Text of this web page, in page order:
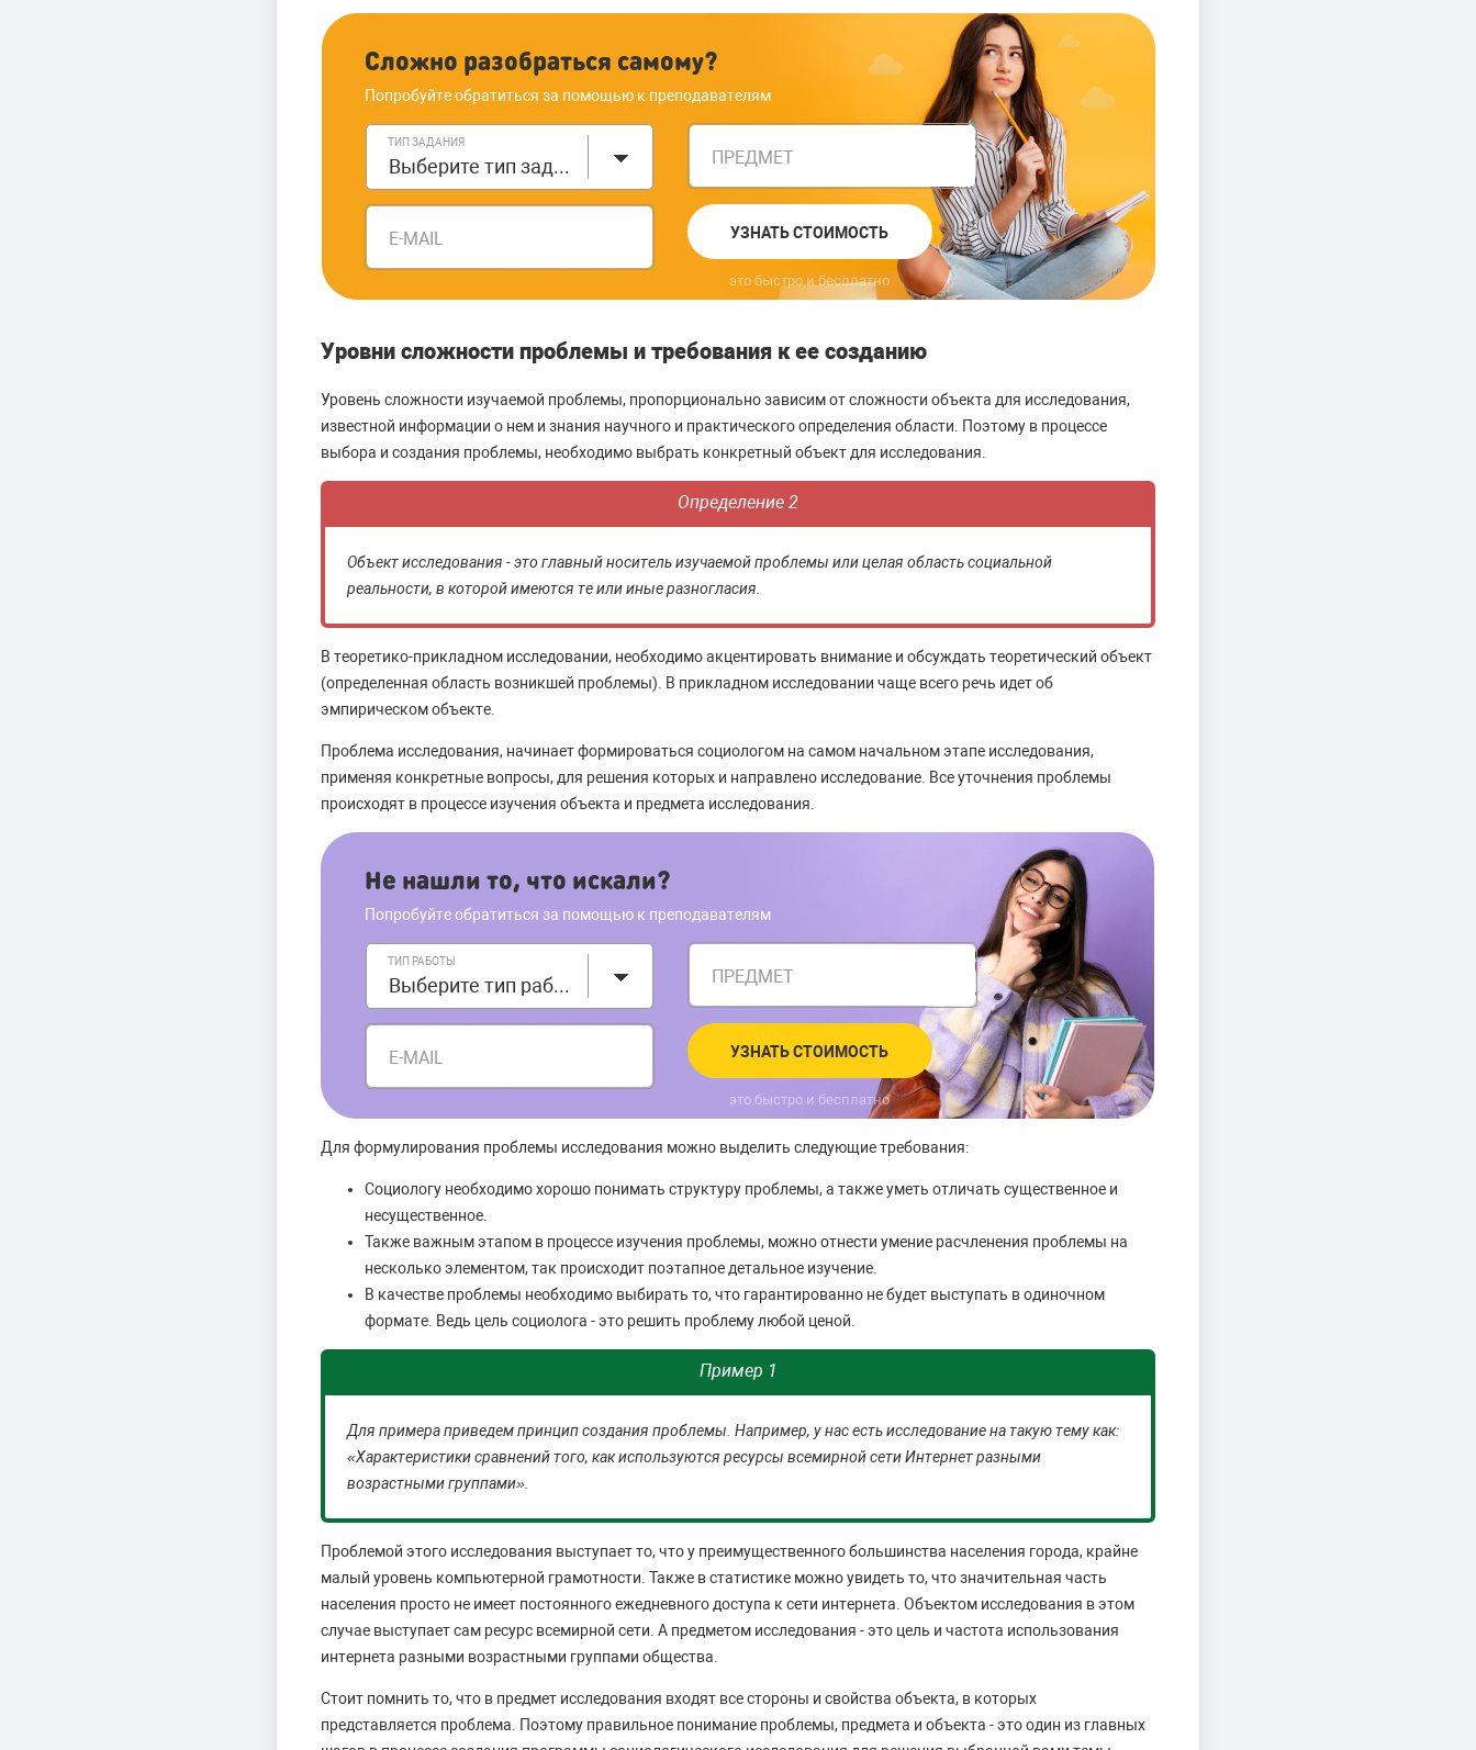
Сложно разобраться самому?
Попробуйте обратиться за помощью к преподавателям
ТИП ЗАДАНИЯ
Выберите тип задания ПРЕДМЕТ
E-MAIL УЗНАТЬ СТОИМОСТЬ
это быстро и бесплатно
Уровни сложности проблемы и требования к ее созданию
Уровень сложности изучаемой проблемы, пропорционально зависим от сложности объекта для исследования,
известной информации о нем и знания научного и практического определения области. Поэтому в процессе
выбора и создания проблемы, необходимо выбрать конкретный объект для исследования.
Определение 2
Объект исследования - это главный носитель изучаемой проблемы или целая область социальной
реальности, в которой имеются те или иные разногласия.
В теоретико-прикладном исследовании, необходимо акцентировать внимание и обсуждать теоретический объект
(определенная область возникшей проблемы). В прикладном исследовании чаще всего речь идет об
эмпирическом объекте.
Проблема исследования, начинает формироваться социологом на самом начальном этапе исследования,
применяя конкретные вопросы, для решения которых и направлено исследование. Все уточнения проблемы
происходят в процессе изучения объекта и предмета исследования.
Не нашли то, что искали?
Попробуйте обратиться за помощью к преподавателям
ТИП РАБОТЫ
Выберите тип работы ПРЕДМЕТ
E-MAIL УЗНАТЬ СТОИМОСТЬ
это быстро и бесплатно
Для формулирования проблемы исследования можно выделить следующие требования:
Социологу необходимо хорошо понимать структуру проблемы, а также уметь отличать существенное и
несущественное.
Также важным этапом в процессе изучения проблемы, можно отнести умение расчленения проблемы на
несколько элементом, так происходит поэтапное детальное изучение.
В качестве проблемы необходимо выбирать то, что гарантированно не будет выступать в одиночном
формате. Ведь цель социолога - это решить проблему любой ценой.
Пример 1
Для примера приведем принцип создания проблемы. Например, у нас есть исследование на такую тему как:
«Характеристики сравнений того, как используются ресурсы всемирной сети Интернет разными
возрастными группами».
Проблемой этого исследования выступает то, что у преимущественного большинства населения города, крайне
малый уровень компьютерной грамотности. Также в статистике можно увидеть то, что значительная часть
населения просто не имеет постоянного ежедневного доступа к сети интернета. Объектом исследования в этом
случае выступает сам ресурс всемирной сети. А предметом исследования - это цель и частота использования
интернета разными возрастными группами общества.
Стоит помнить то, что в предмет исследования входят все стороны и свойства объекта, в которых
представляется проблема. Поэтому правильное понимание проблемы, предмета и объекта - это один из главных